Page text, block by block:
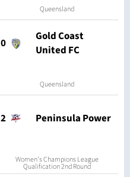
Queensland
0
Gold Coast
United FC
Queensland
2 Peninsula Power
Women's Champions League
Qualification 2nd Round